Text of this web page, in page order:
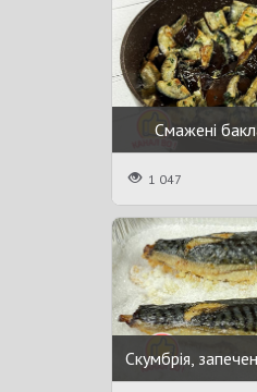
Смажені
1 047
Скумбрія,